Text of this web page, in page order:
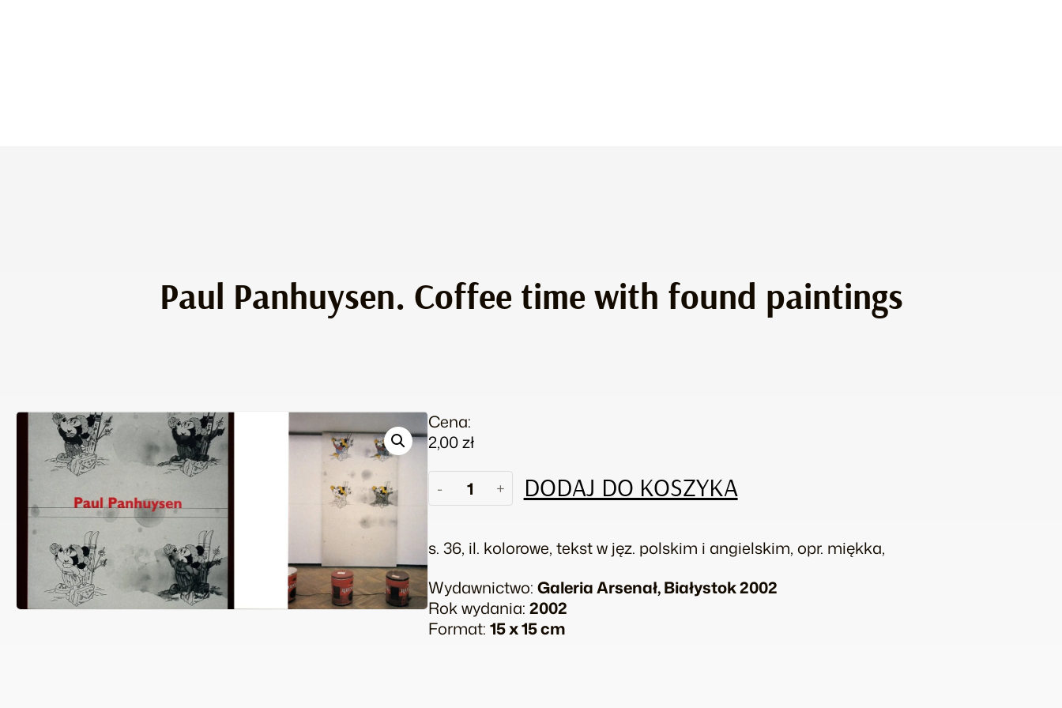
Paul Panhuysen. Coffee time with found paintings
Cena:
2,00zł
-
Paul
Coffee
time
with
found
paintings
+ DODAJ DO KOSZYKA
s. 36, il. kolorowe, tekst w jęz. polskim i angielskim, opr. miękka,
Wydawnictwo: Galeria Arsenał, Białystok 2002
Rok wydania: 2002
Format: 15 x 15 cm